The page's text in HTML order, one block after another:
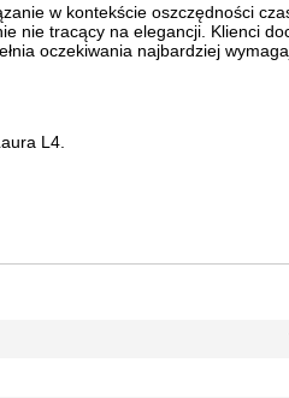
w kontekście oszczędności
nie tracący na elegancji. Klienci
oczekiwania najbardziej
L4.